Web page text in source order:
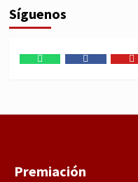
Síguenos
Premiación